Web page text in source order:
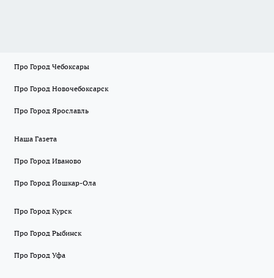
Про Город Чебоксары
Про Город Новочебоксарск
Про Город Ярославль
Наша Газета
Про Город Иваново
Про Город Йошкар-Ола
Про Город Курск
Про Город Рыбинск
Про Город Уфа